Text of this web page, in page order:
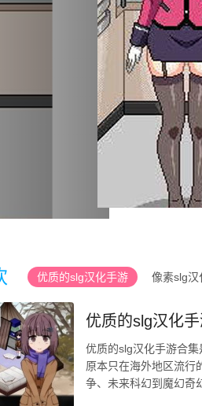
优质的slg汉化手游 像素slg汉
优质的slg汉化
优质的slg汉化手游合
原本只在海外地区流行
争、未来科幻到魔幻奇